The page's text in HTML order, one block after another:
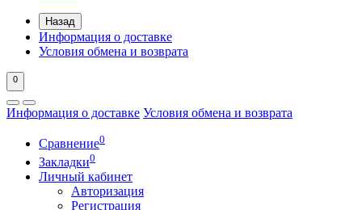
Назад
Информация о доставке
Условия обмена и возврата
0
Информация о доставке Условия обмена и возврата
Сравнение0
Закладки0
Личный кабинет
Авторизация
Регистрация